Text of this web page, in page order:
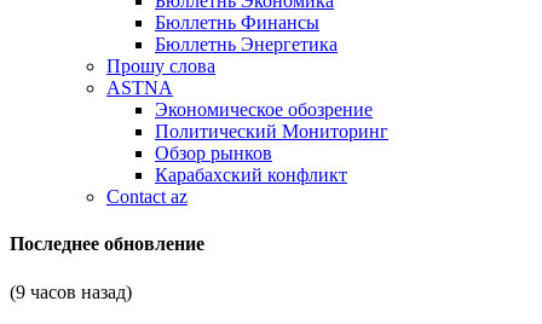
Бюллетнь Финансы
Бюллетнь Энергетика
Прошу слова
ASTNA
Экономическое обозрение
Политический Мониторинг
Обзор рынков
Карабахский конфликт
Contact az
Последнее обновление
(9 часов назад)